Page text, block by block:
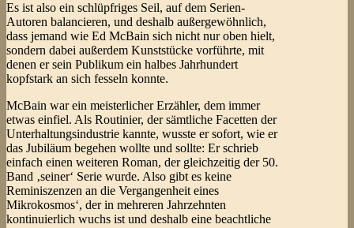
Es ist also ein schlüpfriges Seil, auf dem Serien-
Autoren balancieren, und deshalb außergewöhnlich,
dass jemand wie Ed McBain sich nicht nur oben hielt,
sondern dabei außerdem Kunststücke vorführte, mit
denen er sein Publikum ein halbes Jahrhundert
kopfstark an sich fesseln konnte.
McBain war ein meisterlicher Erzähler, dem immer
etwas einfiel. Als Routinier, der sämtliche Facetten der
Unterhaltungsindustrie kannte, wusste er sofort, wie er
das Jubiläum begehen wollte und sollte: Er schrieb
einfach einen weiteren Roman, der gleichzeitig der 50.
Band ‚seiner‘ Serie wurde. Also gibt es keine
Reminiszenzen an die Vergangenheit eines
Mikrokosmos‘, der in mehreren Jahrzehnten
kontinuierlich wuchs ist und deshalb eine beachtliche